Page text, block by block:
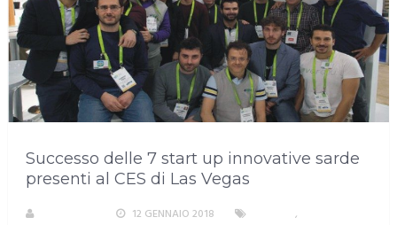
Successo delle 7 start up innovative sarde
presenti al CES di Las Vegas
12 GENNAIO 2018
,